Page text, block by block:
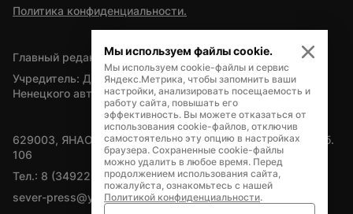
Политика конфиденциальности.
Главный редактор — А.Л. Поздеев
Учредитель: Департамент внутренней политики Ямало-
Ненецкого автономного округа
629003, ЯНАО, Салехард, мкр. Богдана Кнунянца, д.1, каб.
106
Тел.: 8 (34922) 71262
sever-press@yamal-media.ru
Мы используем файлы cookie.
Мы используем cookie-файлы и сервис
Яндекс.Метрика, чтобы запомнить ваши
настройки, анализировать посещаемость и
работу сайта, повышать его
эффективность. Вы можете отказаться от
использования cookie-файлов, отключив
самостоятельно эту опцию в настройках
браузера. Сохраненные cookie-файлы
можно удалить в любое время. Перед
продолжением использования сайта,
пожалуйста, ознакомьтесь с нашей
Политикой конфиденциальности.